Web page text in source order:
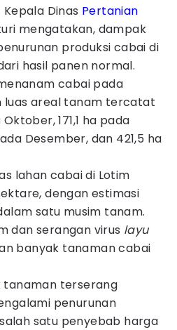
Dinas Pertanian
mengatakan, dampak
produksi cabai di
hasil panen normal.
cabai pada
luas areal tanam tercatat
171,1 ha pada
Desember, dan 421,5 ha
lahan cabai di Lotim
dengan estimasi
satu musim tanam.
dan serangan virus layu
banyak tanaman cabai
tanaman terserang
penurunan
satu penyebab harga